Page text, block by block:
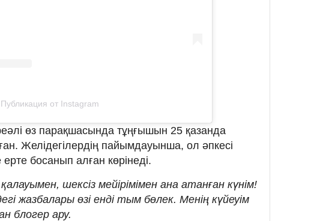
Публикация от Instagram
өз парақшасында тұңғышын 25 қазанда
Желідегілердің пайымдауынша, ол әпкесі
босанып алған көрінеді.
шексіз мейірімімен ана атанған күнім!
жазбалары өзі енді тым бөлек. Менің күйеуім
блогер ару.